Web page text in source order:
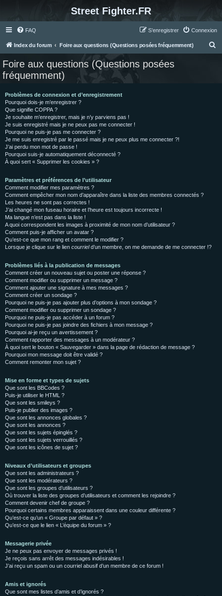
Street Fighter.FR
FAQ Connexion
S’enregistrer
Index du forum Foire aux questions (Questions posées fréquemment)
Foire aux questions (Questions posées
fréquemment)
Problèmes de connexion et d’enregistrement
Pourquoi dois-je m’enregistrer ?
Que signifie COPPA ?
Je souhaite m’enregistrer, mais je n’y parviens pas !
Je suis enregistré mais je ne peux pas me connecter !
Pourquoi ne puis-je pas me connecter ?
Je me suis enregistré par le passé mais je ne peux plus me connecter ?!
J’ai perdu mon mot de passe !
Pourquoi suis-je automatiquement déconnecté ?
À quoi sert « Supprimer les cookies » ?
Paramètres et préférences de l’utilisateur
Comment modifier mes paramètres ?
Comment empêcher mon nom d’apparaître dans la liste des membres connectés ?
Les heures ne sont pas correctes !
J’ai changé mon fuseau horaire et l’heure est toujours incorrecte !
Ma langue n’est pas dans la liste !
A quoi correspondent les images à proximité de mon nom d’utilisateur ?
Comment puis-je afficher un avatar ?
Qu’est-ce que mon rang et comment le modifier ?
Lorsque je clique sur le lien courrield’un membre, on me demande de me connecter !?
Problèmes liés à la publication de messages
Comment créer un nouveau sujet ou poster une réponse ?
Comment modifier ou supprimer un message ?
Comment ajouter une signature à mes messages ?
Comment créer un sondage ?
Pourquoi ne puis-je pas ajouter plus d’options à mon sondage ?
Comment modifier ou supprimer un sondage ?
Pourquoi ne puis-je pas accéder à un forum ?
Pourquoi ne puis-je pas joindre des fichiers à mon message ?
Pourquoi ai-je reçu un avertissement ?
Comment rapporter des messages à un modérateur ?
À quoi sert le bouton « Sauvegarder » dans la page de rédaction de message ?
Pourquoi mon message doit être validé ?
Comment remonter mon sujet ?
Mise en forme et types de sujets
Que sont les BBCodes ?
Puis-je utiliser le HTML ?
Que sont les smileys ?
Puis-je publier des images ?
Que sont les annonces globales ?
Que sont les annonces ?
Que sont les sujets épinglés ?
Que sont les sujets verrouillés ?
Que sont les icônes de sujet ?
Niveaux d’utilisateurs et groupes
Que sont les administrateurs ?
Que sont les modérateurs ?
Que sont les groupes d’utilisateurs ?
Où trouver la liste des groupes d’utilisateurs et comment les rejoindre ?
Comment devenir chef de groupe ?
Pourquoi certains membres apparaissent dans une couleur différente ?
Qu’est-ce qu’un « Groupe par défaut » ?
Qu’est-ce que le lien « L’équipe du forum » ?
Messagerie privée
Je ne peux pas envoyer de messages privés !
Je reçois sans arrêt des messages indésirables !
J’ai reçu un spam ou un courriel abusif d’un membre de ce forum !
Amis et ignorés
Que sont mes listes d’amis et d’ignorés ?